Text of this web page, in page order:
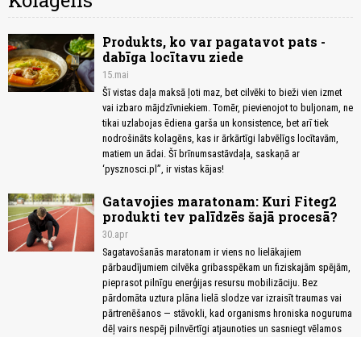
Produkts, ko var pagatavot pats -
dabīga locītavu ziede
15.mai
Šī vistas daļa maksā ļoti maz, bet cilvēki to bieži vien izmet
vai izbaro mājdzīvniekiem. Tomēr, pievienojot to buljonam, ne
tikai uzlabojas ēdiena garša un konsistence, bet arī tiek
nodrošināts kolagēns, kas ir ārkārtīgi labvēlīgs locītavām,
matiem un ādai. Šī brīnumsastāvdaļa, saskaņā ar
‘pysznosci.pl”, ir vistas kājas!
Gatavojies maratonam: Kuri Fiteg2
produkti tev palīdzēs šajā procesā?
30.apr
Sagatavošanās maratonam ir viens no lielākajiem
pārbaudījumiem cilvēka gribasspēkam un fiziskajām spējām,
pieprasot pilnīgu enerģijas resursu mobilizāciju. Bez
pārdomāta uztura plāna lielā slodze var izraisīt traumas vai
pārtrenēšanos — stāvokli, kad organisms hroniska noguruma
dēļ vairs nespēj pilnvērtīgi atjaunoties un sasniegt vēlamos